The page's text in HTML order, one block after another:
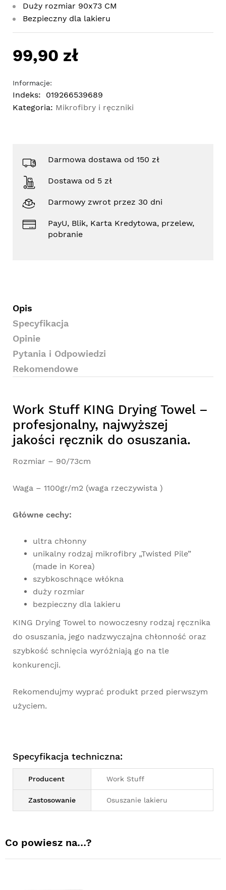
Duży rozmiar 90x73 CM
Bezpieczny dla lakieru
99,90 zł
Informacje:
Indeks:
019266539689
Kategoria: Mikrofibry i ręczniki
Darmowa dostawa od 150 zł
Dostawa od 5 zł
Darmowy zwrot przez 30 dni
PayU, Blik, Karta Kredytowa, przelew,
pobranie
Opis
Specyfikacja
Opinie
Pytania i Odpowiedzi
Rekomendowe
Work Stuff KING Drying Towel –
profesjonalny, najwyższej
jakości ręcznik do osuszania.
Rozmiar – 90/73cm
Waga – 1100gr/m2 (waga rzeczywista )
Główne cechy:
ultra chłonny
unikalny rodzaj mikrofibry „Twisted Pile”
(made in Korea)
szybkoschnące włókna
duży rozmiar
bezpieczny dla lakieru
KING Drying Towel to nowoczesny rodzaj ręcznika
do osuszania, jego nadzwyczajna chłonność oraz
szybkość schnięcia wyróżniają go na tle
konkurencji.
Rekomendujmy wyprać produkt przed pierwszym
użyciem.
Specyfikacja techniczna:
Producent Work Stuff
Zastosowanie Osuszanie lakieru
Co powiesz na…?